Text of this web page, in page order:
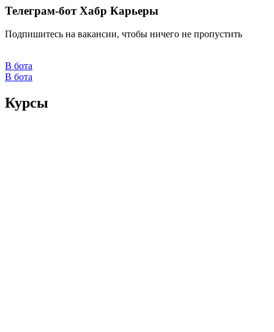
Телеграм-бот Хабр Карьеры
Подпишитесь на вакансии, чтобы ничего не пропустить
В бота
В бота
Курсы